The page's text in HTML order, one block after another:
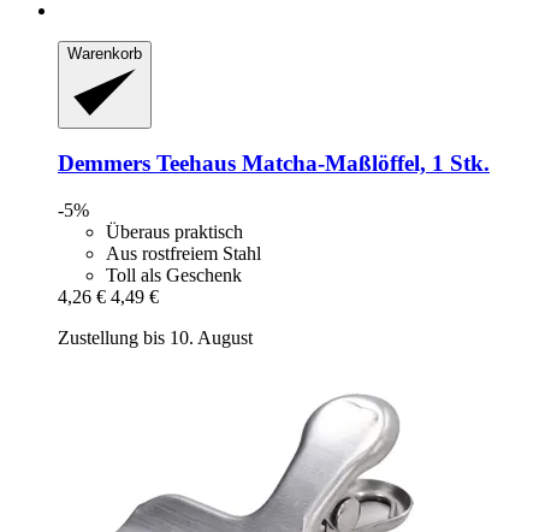
Warenkorb
Demmers Teehaus Matcha-​Maßlöffel, 1 Stk.
-5%
Überaus praktisch
Aus rostfreiem Stahl
Toll als Geschenk
4,26 € 4,49 €
Zustellung bis 10. August